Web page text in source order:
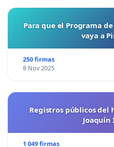
Para que el Programa
vaya a
250 firmas
8 Nov 2025
Registros públicos del
Joaquín
1 049 firmas